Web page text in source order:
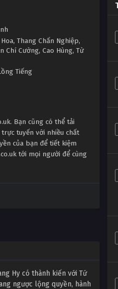
, Thang Chấn Nghiệp,
Chí Cường, Cao Hùng, Từ
Tiếng
Bạn cũng có thể tải
tuyến với nhiều chất
của bạn để tiết kiệm
tới mọi người để cùng
Hy có thành kiến với Tứ
ngược lộng quyền, hành